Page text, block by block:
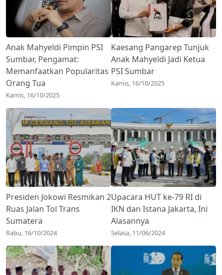
Anak Mahyeldi Pimpin PSI
Sumbar, Pengamat:
Memanfaatkan Popularitas
Orang Tua
Kamis, 16/10/2025
Kaesang Pangarep Tunjuk
Anak Mahyeldi Jadi Ketua
PSI Sumbar
Kamis, 16/10/2025
Presiden Jokowi Resmikan 2
Ruas Jalan Tol Trans
Sumatera
Rabu, 16/10/2024
Upacara HUT ke-79 RI di
IKN dan Istana Jakarta, Ini
Alasannya
Selasa, 11/06/2024